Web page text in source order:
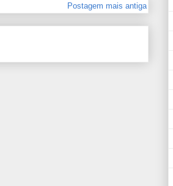
Postagem mais antiga